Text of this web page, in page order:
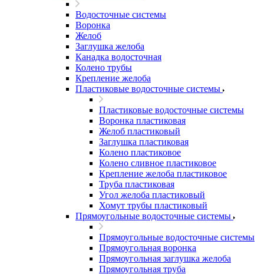
Водосточные системы
Воронка
Желоб
Заглушка желоба
Канадка водосточная
Колено трубы
Крепление желоба
Пластиковые водосточные системы
Пластиковые водосточные системы
Воронка пластиковая
Желоб пластиковый
Заглушка пластиковая
Колено пластиковое
Колено сливное пластиковое
Крепление желоба пластиковое
Труба пластиковая
Угол желоба пластиковый
Хомут трубы пластиковый
Прямоугольные водосточные системы
Прямоугольные водосточные системы
Прямоугольная воронка
Прямоугольная заглушка желоба
Прямоугольная труба